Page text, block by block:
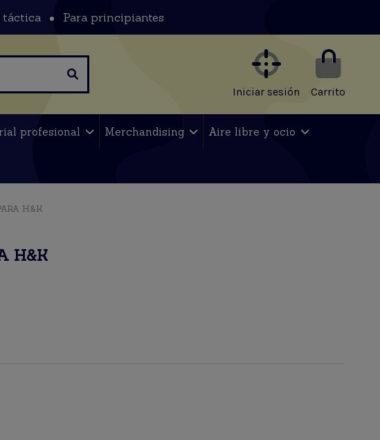
táctica Para principiantes
Iniciar sesión Carrito
profesional Merchandising Aire libre y ocio
H&K
H&K